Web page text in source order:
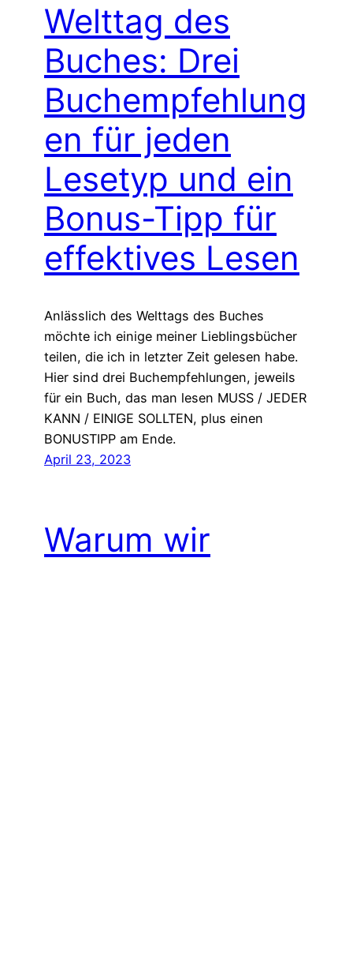
Welttag des
Buches: Drei
Buchempfehlung
en für jeden
Lesetyp und ein
Bonus-Tipp für
effektives Lesen
Anlässlich des Welttags des Buches
möchte ich einige meiner Lieblingsbücher
teilen, die ich in letzter Zeit gelesen habe.
Hier sind drei Buchempfehlungen, jeweils
für ein Buch, das man lesen MUSS / JEDER
KANN / EINIGE SOLLTEN, plus einen
BONUSTIPP am Ende.
April 23, 2023
Warum wir